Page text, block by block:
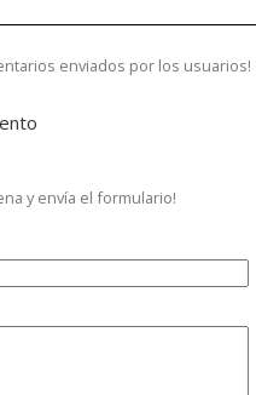
enviados por los usuarios!
y envía el formulario!